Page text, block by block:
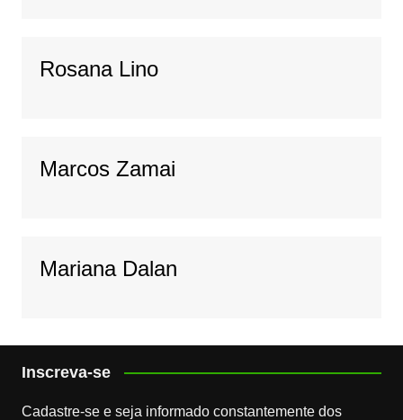
Rosana Lino
Marcos Zamai
Mariana Dalan
Inscreva-se
Cadastre-se e seja informado constantemente dos